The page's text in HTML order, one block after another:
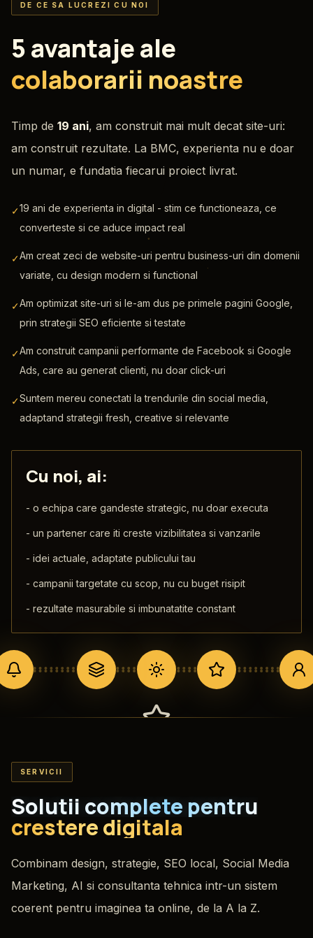
DE CE SA LUCREZI CU NOI
5 avantaje ale
colaborarii noastre
Timp de 19 ani, am construit mai mult decat site-uri:
am construit rezultate. La BMC, experienta nu e doar
un numar, e fundatia fiecarui proiect livrat.
✓19 ani de experienta in digital - stim ce functioneaza, ce
converteste si ce aduce impact real
✓Am creat zeci de website-uri pentru business-uri din domenii
variate, cu design modern si functional
✓Am optimizat site-uri si le-am dus pe primele pagini Google,
prin strategii SEO eficiente si testate
✓Am construit campanii performante de Facebook si Google
Ads, care au generat clienti, nu doar click-uri
✓Suntem mereu conectati la trendurile din social media,
adaptand strategii fresh, creative si relevante
Cu noi, ai:
- o echipa care gandeste strategic, nu doar executa
- un partener care iti creste vizibilitatea si vanzarile
- idei actuale, adaptate publicului tau
- campanii targetate cu scop, nu cu buget risipit
- rezultate masurabile si imbunatatite constant
AI ne ajuta foarte mult in ziua de astazi, dar
continutul trebuie sa fie cald si profesional
pentru incredere deplina.
SERVICII
Solutii complete pentru
crestere digitala
Combinam design, strategie, SEO local, Social Media
Marketing, AI si consultanta tehnica intr-un sistem
coerent pentru imaginea ta online, de la A la Z.